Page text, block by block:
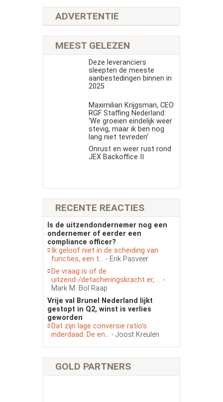
ADVERTENTIE
MEEST GELEZEN
Deze leveranciers
sleepten de meeste
aanbestedingen binnen in
2025
Maximilian Krijgsman, CEO
RGF Staffing Nederland:
‘We groeien eindelijk weer
stevig, maar ik ben nog
lang niet tevreden’
Onrust en weer rust rond
JEX Backoffice II
RECENTE REACTIES
Is de uitzendondernemer nog een
ondernemer of eerder een
compliance officer?
Ik geloof niet in de scheiding van
functies, een t... - Erik Pasveer
De vraag is of de
uitzend-/detacheringskracht er, ... -
Mark M. Bol Raap
Vrije val Brunel Nederland lijkt
gestopt in Q2, winst is verlies
geworden
Dat zijn lage conversie ratio’s
inderdaad. De en... - Joost Kreulen
GOLD PARTNERS